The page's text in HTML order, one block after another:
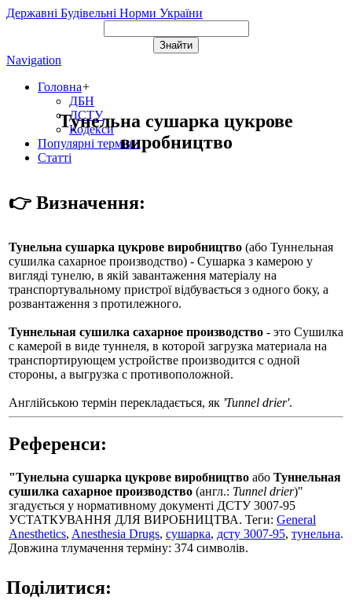
Державні Будівельні Норми України
Navigation
Головна+
ДБН
ДСТУ
Кодекси
Популярні терміни
Статті
Тунельна сушарка цукрове
виробництво
👉 Визначення:
Тунельна сушарка цукрове виробництво (або Туннельная
сушилка сахарное производство) - Сушарка з камерою у
вигляді тунелю, в якій завантаження матеріалу на
транспортувальному пристрої відбувається з одного боку, а
розвантаження з протилежного.
Туннельная сушилка сахарное производство - это Сушилка
с камерой в виде туннеля, в которой загрузка материала на
транспортирующем устройстве производится с одной
стороны, а выгрузка с противоположной.
Англійською термін перекладається, як 'Tunnel drier'.
Референси:
"Тунельна сушарка цукрове виробництво або Туннельная
сушилка сахарное производство (англ.: Tunnel drier)"
згадується у нормативному документі ДСТУ 3007-95
УСТАТКУВАННЯ ДЛЯ ВИРОБНИЦТВА. Теги: General
Anesthetics, Anesthesia Drugs, сушарка, дсту 3007-95, тунельна.
Довжина тлумачення терміну: 374 символів.
Поділитися: